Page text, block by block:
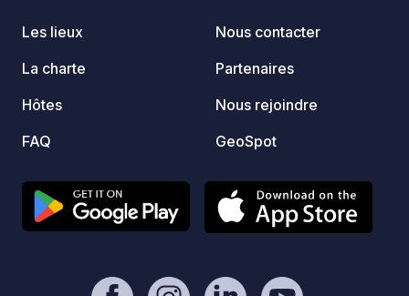
Les lieux
La charte
Hôtes
FAQ
Nous contacter
Partenaires
Nous rejoindre
GeoSpot